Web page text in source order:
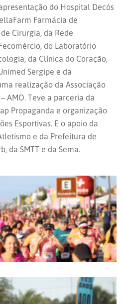
do Hospital Decós
Farmácia de
Cirurgia, da Rede
do Laboratório
da Clínica do Coração,
Sergipe e da
realização da Associação
AMO. Teve a parceria da
Propaganda e organização
Esportivas. E o apoio da
e da Prefeitura de
da SMTT e da Sema.